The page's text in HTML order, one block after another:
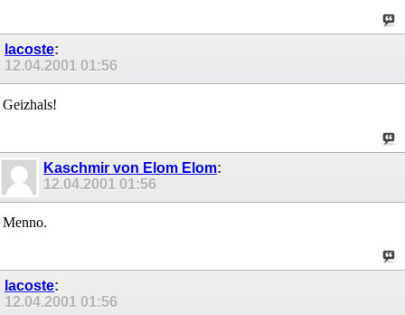
lacoste:
12.04.2001 01:56
Geizhals!
Kaschmir von Elom Elom:
12.04.2001 01:56
Menno.
lacoste:
12.04.2001 01:56